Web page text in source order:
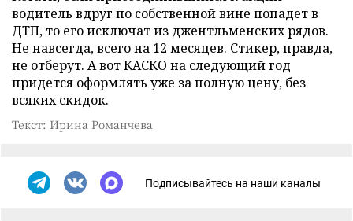
водитель вдруг по собственной вине попадет в
ДТП, то его исключат из джентльменских рядов.
Не навсегда, всего на 12 месяцев. Стикер, правда,
не отберут. А вот КАСКО на следующий год
придется оформлять уже за полную цену, без
всяких скидок.
Текст: Ирина Романчева
Подписывайтесь на наши каналы